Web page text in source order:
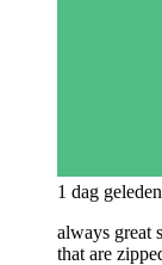
1 dag geleden
always great
that are